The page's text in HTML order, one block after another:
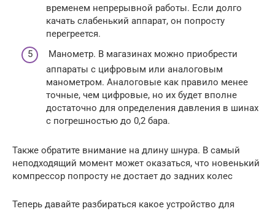
временем непрерывной работы. Если долго
качать слабенький аппарат, он попросту
перегреется.
Манометр. В магазинах можно приобрести
аппараты с цифровым или аналоговым
манометром. Аналоговые как правило менее
точные, чем цифровые, но их будет вполне
достаточно для определения давления в шинах
с погрешностью до 0,2 бара.
Также обратите внимание на длину шнура. В самый
неподходящий момент может оказаться, что новенький
компрессор попросту не достает до задних колес
Теперь давайте разбираться какое устройство для